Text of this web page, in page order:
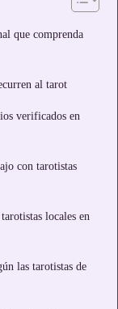
que comprenda
al tarot
verificados en
con tarotistas
locales en
las tarotistas de